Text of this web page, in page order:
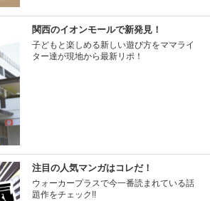
関西のイオンモールで新発見！
子どもと楽しめる新しい遊び方をママライ
ター達が現地から最新リポ！
注目の人気マンガはコレだ！
ウォーカープラスで今一番読まれている話
題作をチェック!!